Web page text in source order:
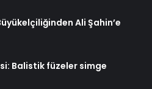
Ali Şahin’e
Balistik füzeler simge